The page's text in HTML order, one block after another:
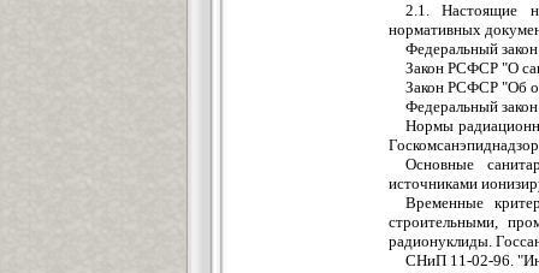
2.1. Настоящие
нормативных
Федеральный
Закон РСФСР "О
Закон РСФСР "Об
Федеральный
Нормы
Основные
источниками
Временные
строительными,
радионуклиды.
СНиП 11-02-96.